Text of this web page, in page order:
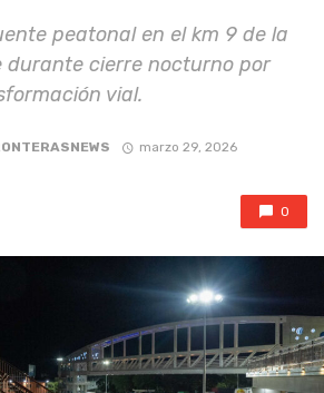
peatonal en el km 9 de la
durante cierre nocturno por
vial.
marzo 29, 2026
0